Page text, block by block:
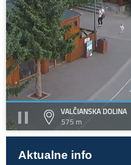
VALČIANSKA DOLINA
575 m
Aktualne info